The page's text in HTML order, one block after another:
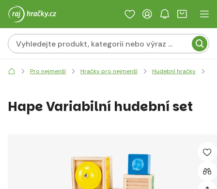
Pro nejmenší Hračky pro nejmenší Hudební hračky
Hape Variabilní hudební set